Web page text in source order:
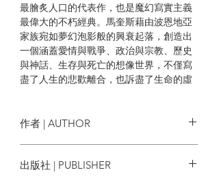
最膾炙人口的代表作，也是魔幻寫實主義
最偉大的不朽經典。馬奎斯藉由波恩地亞
家族宛如夢幻泡影般的興衰起落，創造出
一個涵蓋愛情與戰爭、政治與宗教、歷史
與神話、生存與死亡的想像世界，不僅寫
盡了人生的悲歡離合，也訴盡了生命的虛
作者 | AUTHOR
García Márquez
出版社 | PUBLISHER